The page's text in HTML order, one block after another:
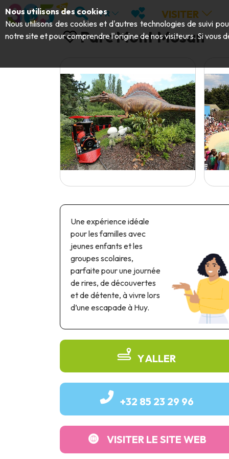
Aller au contenu principal; RECHERCHER
FR MES FAVORIS
VISITER
Parc Mont Mosan
Une expérience idéale
pour les familles avec
jeunes enfants et les
groupes scolaires,
parfaite pour une journée
de rires, de découvertes
et de détente, à vivre lors
d’une escapade à Huy.
Y ALLER
+32 85 23 29 96
VISITER LE SITE WEB
Nous utilisons des cookies
Nous utilisons des cookies et d'autres technologies de suivi
notre site et pour comprendre l'origine de nos visiteurs. Si vous